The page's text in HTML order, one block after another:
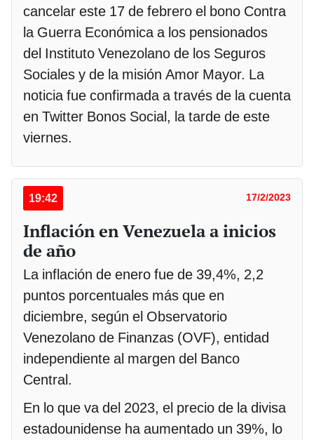
cancelar este 17 de febrero el bono Contra
la Guerra Económica a los pensionados
del Instituto Venezolano de los Seguros
Sociales y de la misión Amor Mayor. La
noticia fue confirmada a través de la cuenta
en Twitter Bonos Social, la tarde de este
viernes.
19:42 17/2/2023
Inflación en Venezuela a inicios
de año
La inflación de enero fue de 39,4%, 2,2
puntos porcentuales más que en
diciembre, según el Observatorio
Venezolano de Finanzas (OVF), entidad
independiente al margen del Banco
Central.
En lo que va del 2023, el precio de la divisa
estadounidense ha aumentado un 39%, lo